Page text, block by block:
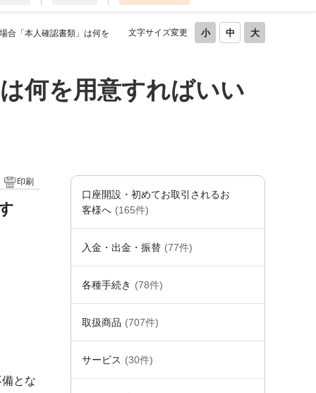
文字サイズ変更
合「本人確認書類」は何を
何を用意すればいい
口座開設・初めてお取引されるお
客様へ (165件)
入金・出金・振替 (77件)
各種手続き (78件)
取扱商品 (707件)
サービス (30件)
印刷
とな